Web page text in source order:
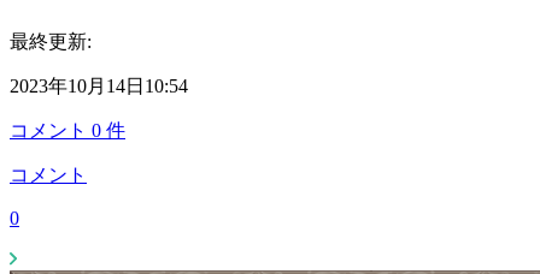
最終更新:
2023年10月14日10:54
コメント 0 件
コメント
0